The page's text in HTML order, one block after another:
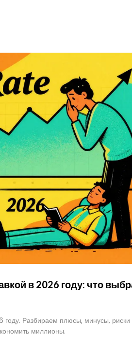
в 2026 году: что
Разбираем плюсы, минусы, риски
миллионы.